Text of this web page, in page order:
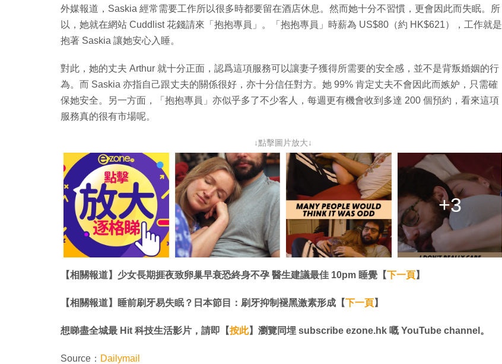
外媒報道，Saskia 經常需要工作所以很多時都要留在酒店休息。然而她十分不習慣，更會因此而失眠。所
以，她就在網站 Cuddlist 花錢請來「抱抱專員」。「抱抱專員」時薪為 US$80（約 HK$621），工作就是
抱著 Saskia 讓她安心入睡。
對此，她的丈夫 Arthur 就十分正面，認爲這項服務可以讓妻子獲得所需要的安全感，並不是背叛婚姻的行
為。而 Saskia 亦指自己跟丈夫的關係很好，亦十分信任對方。她 99% 肯定丈夫不會因此而嫉妒，只需確
保她安全。另一方面，「抱抱專員」亦似乎多了不少客人，每週更有機會收到多達 200 個預約，看來這項
服務真的很有市場呢。
↓點擊圖片放大↓
+3
【相關報道】少女長期捱夜致卵巢早衰恐終身不孕 醫生建議最佳 10pm 睡覺【下一頁】
【相關報道】睡前刷牙易失眠？日本節目：刷牙抑制褪黑激素形成【下一頁】
想睇盡全城最 Hit 科技生活影片，請即【按此】瀏覽同埋 subscribe ezone.hk 嘅 YouTube channel。
Source： Dailymail